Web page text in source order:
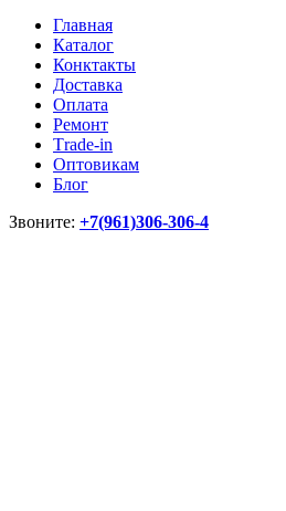
Главная
Каталог
Конктакты
Доставка
Оплата
Ремонт
Тrade-in
Оптовикам
Блог
Звоните: +7(961)306-306-4